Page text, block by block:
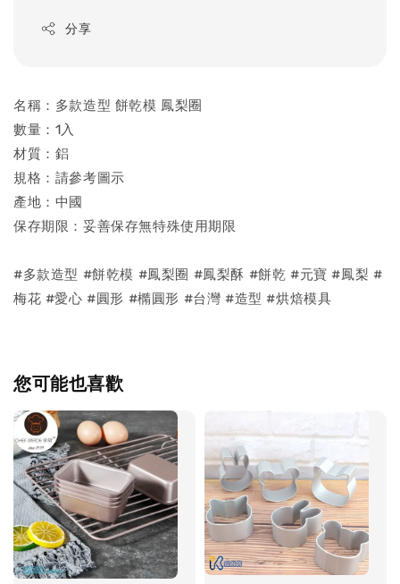
分享
名稱：多款造型 餅乾模 鳳梨圈
數量：1入
材質：鋁
規格：請參考圖示
產地：中國
保存期限：妥善保存無特殊使用期限
#多款造型 #餅乾模 #鳳梨圈 #鳳梨酥 #餅乾 #元寶 #鳳梨 #
梅花 #愛心 #圓形 #橢圓形 #台灣 #造型 #烘焙模具
您可能也喜歡